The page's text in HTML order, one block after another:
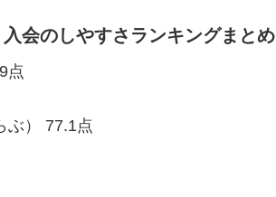
会のしやすさランキングまとめ
点
ぶ） 77.1点